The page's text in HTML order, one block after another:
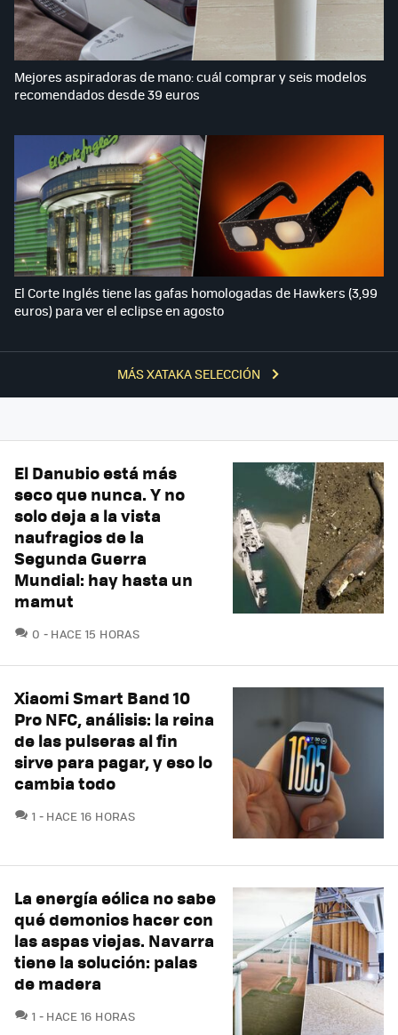
MÁS XATAKA SELECCIÓN
Mejores aspiradoras de mano: cuál comprar y seis modelos
recomendados desde 39 euros
El Corte Inglés tiene las gafas homologadas de Hawkers (3,99
euros) para ver el eclipse en agosto
El Danubio está más
seco que nunca. Y no
solo deja a la vista
naufragios de la
Segunda Guerra
Mundial: hay hasta un
mamut
0 COMENTARIOS
HACE 15 HORAS
Xiaomi Smart Band 10
Pro NFC, análisis: la reina
de las pulseras al fin
sirve para pagar, y eso lo
cambia todo
1 COMENTARIOS
HACE 16 HORAS
La energía eólica no sabe
qué demonios hacer con
las aspas viejas. Navarra
tiene la solución: palas
de madera
1 COMENTARIOS
HACE 16 HORAS